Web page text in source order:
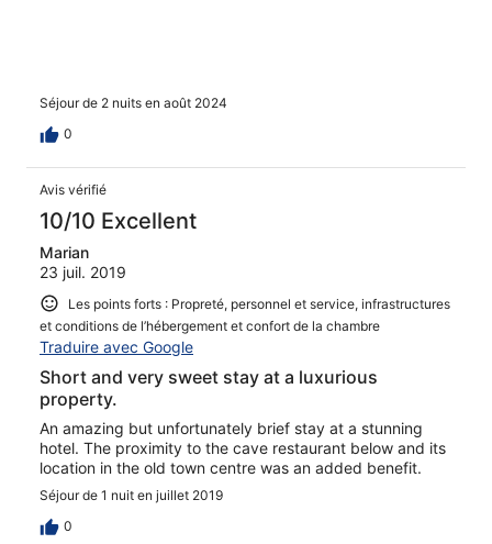
Séjour de 2 nuits en août 2024
0
Avis vérifié
10/10 Excellent
Marian
23 juil. 2019
Les points forts : Propreté, personnel et service, infrastructures
et conditions de l’hébergement et confort de la chambre
Traduire avec Google
Short and very sweet stay at a luxurious
property.
An amazing but unfortunately brief stay at a stunning
hotel. The proximity to the cave restaurant below and its
location in the old town centre was an added benefit.
Séjour de 1 nuit en juillet 2019
0